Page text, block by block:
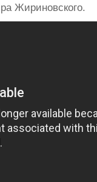
Жириновского.